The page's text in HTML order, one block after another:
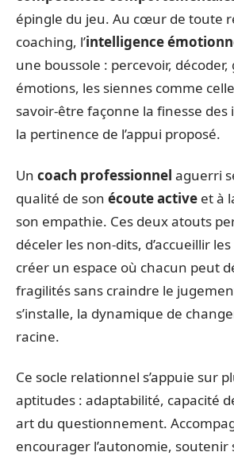
épingle du jeu. Au cœur de toute
coaching, l’intelligence
une boussole : percevoir, décoder,
émotions, les siennes comme
savoir-être façonne la finesse
la pertinence de l’appui proposé.
Un coach professionnel aguerri
qualité de son écoute active et à
son empathie. Ces deux atouts
déceler les non-dits, d’accueillir
créer un espace où chacun peut
fragilités sans craindre le
s’installe, la dynamique de
racine.
Ce socle relationnel s’appuie sur
aptitudes : adaptabilité, capacité
art du questionnement.
encourager l’autonomie, soutenir